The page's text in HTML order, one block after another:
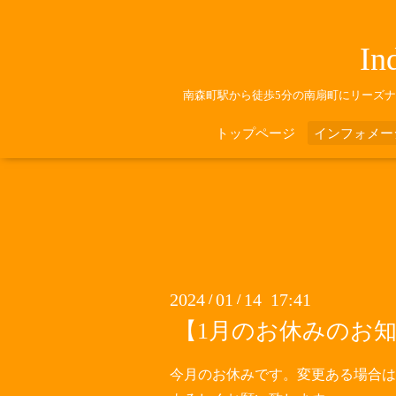
南森町駅から徒歩5分の南扇町にリーズ
トップページ インフォメー
2024 /01 / 14 17:41
【1月のお休みのお
今月のお休みです。変更ある場合